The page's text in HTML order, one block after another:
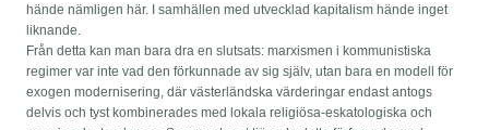
hände nämligen här. I samhällen med utvecklad kapitalism hände inget
liknande.
Från detta kan man bara dra en slutsats: marxismen i kommunistiska
regimer var inte vad den förkunnade av sig själv, utan bara en modell för
exogen modernisering, där västerländska värderingar endast antogs
delvis och tyst kombinerades med lokala religiösa-eskatologiska och